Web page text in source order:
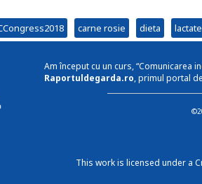
carne rosie dieta lactate
Am început cu un curs, “Comunicarea
Raportuldegarda.ro, primul portal
This work is licensed under a